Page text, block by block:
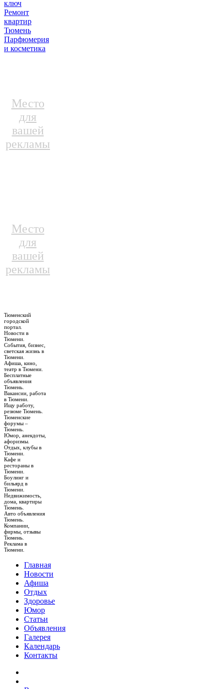
ключ
Ремонт
квартир
Тюмень
Парфюмерия
и косметика
Место
для
вашей
рекламы
Место
для
вашей
рекламы
Тюменский
городской
портал.
Новости в
Тюмени.
События, бизнес,
светская жизнь в
Тюмени.
Афиша, кино,
театр в Тюмени.
Бесплатные
объявления
Тюмень.
Вакансии, работа
в Тюмени.
Ищу работу,
резюме Тюмень.
Тюменские
форумы –
Тюмень.
Юмор, анекдоты,
афоризмы.
Отдых, клубы в
Тюмени.
Кафе и
рестораны в
Тюмени.
Боулинг и
бильярд в
Тюмени.
Недвижимость,
дома, квартиры
Тюмень.
Авто объявления
Тюмень.
Компании,
фирмы, отзывы
Тюмень.
Реклама в
Тюмени.
Главная
Новости
Афиша
Отдых
Здоровье
Юмор
Статьи
Объявления
Галерея
Календарь
Контакты